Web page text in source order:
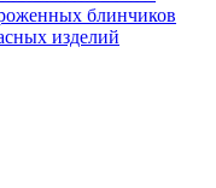
блинчиков
изделий